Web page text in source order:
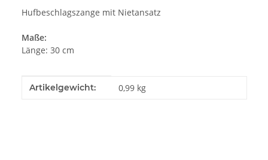
Hufbeschlagszange mit Nietansatz
Maße:
Länge: 30 cm
Produkteigenschaft
Wert
Artikelgewicht: 0,99 kg